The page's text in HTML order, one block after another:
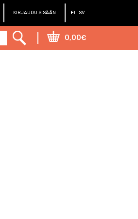
KIRJAUDU SISÄÄN FI SV
0,00€